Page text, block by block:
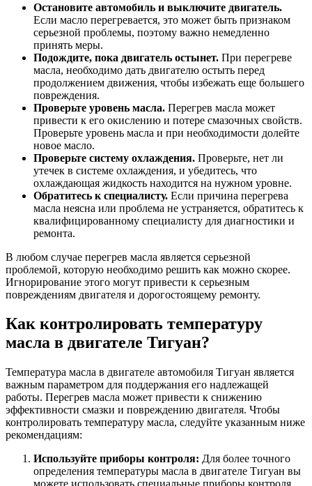
Остановите автомобиль и выключите двигатель.
Если масло перегревается, это может быть признаком
серьезной проблемы, поэтому важно немедленно
принять меры.
Подождите, пока двигатель остынет. При перегреве
масла, необходимо дать двигателю остыть перед
продолжением движения, чтобы избежать еще большего
повреждения.
Проверьте уровень масла. Перегрев масла может
привести к его окислению и потере смазочных свойств.
Проверьте уровень масла и при необходимости долейте
новое масло.
Проверьте систему охлаждения. Проверьте, нет ли
утечек в системе охлаждения, и убедитесь, что
охлаждающая жидкость находится на нужном уровне.
Обратитесь к специалисту. Если причина перегрева
масла неясна или проблема не устраняется, обратитесь к
квалифицированному специалисту для диагностики и
ремонта.
В любом случае перегрев масла является серьезной
проблемой, которую необходимо решить как можно скорее.
Игнорирование этого могут привести к серьезным
повреждениям двигателя и дорогостоящему ремонту.
Как контролировать температуру
масла в двигателе Тигуан?
Температура масла в двигателе автомобиля Тигуан является
важным параметром для поддержания его надлежащей
работы. Перегрев масла может привести к снижению
эффективности смазки и повреждению двигателя. Чтобы
контролировать температуру масла, следуйте указанным ниже
рекомендациям:
Используйте приборы контроля: Для более точного
определения температуры масла в двигателе Тигуан вы